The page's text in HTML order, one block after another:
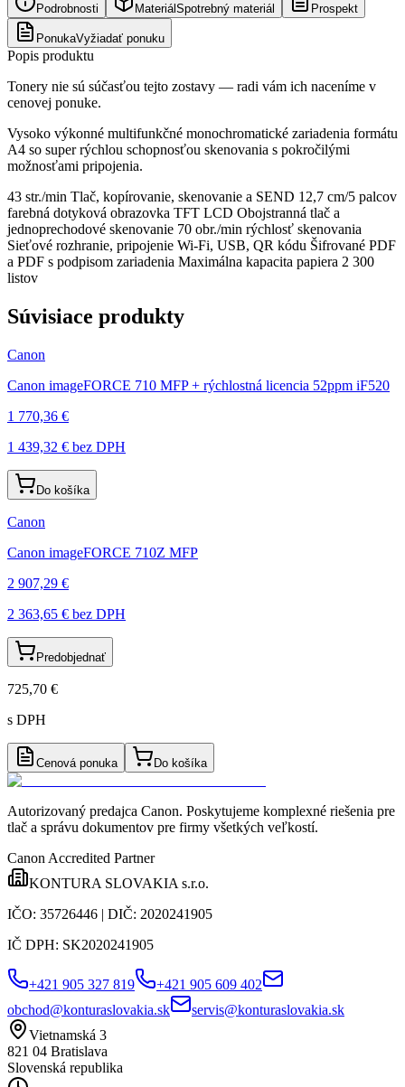
Podrobnosti Materiál Spotrebný materiál Prospekt
PonukaVyžiadať ponuku
Popis produktu
Tonery nie sú súčasťou tejto zostavy — radi vám ich naceníme v
cenovej ponuke.
Vysoko výkonné multifunkčné monochromatické zariadenia formátu
A4 so super rýchlou schopnosťou skenovania s pokročilými
možnosťami pripojenia.
43 str./min Tlač, kopírovanie, skenovanie a SEND 12,7 cm/5 palcov
farebná dotyková obrazovka TFT LCD Obojstranná tlač a
jednoprechodové skenovanie 70 obr./min rýchlosť skenovania
Sieťové rozhranie, pripojenie Wi-Fi, USB, QR kódu Šifrované PDF
a PDF s podpisom zariadenia Maximálna kapacita papiera 2 300
listov
Súvisiace produkty
Canon
Canon imageFORCE 710 MFP + rýchlostná licencia 52ppm iF520
1 770,36 €
1 439,32 € bez DPH
Do košíka
Canon
Canon imageFORCE 710Z MFP
2 907,29 €
2 363,65 € bez DPH
Predobjednať
725,70 €
s DPH
Cenová ponuka Do košíka
Autorizovaný predajca Canon. Poskytujeme komplexné riešenia pre
tlač a správu dokumentov pre firmy všetkých veľkostí.
Canon Accredited Partner
KONTURA SLOVAKIA s.r.o.
IČO: 35726446 | DIČ: 2020241905
IČ DPH: SK2020241905
+421 905 327 819
+421 905 609 402
obchod@konturaslovakia.sk
servis@konturaslovakia.sk
Vietnamská 3
821 04 Bratislava
Slovenská republika